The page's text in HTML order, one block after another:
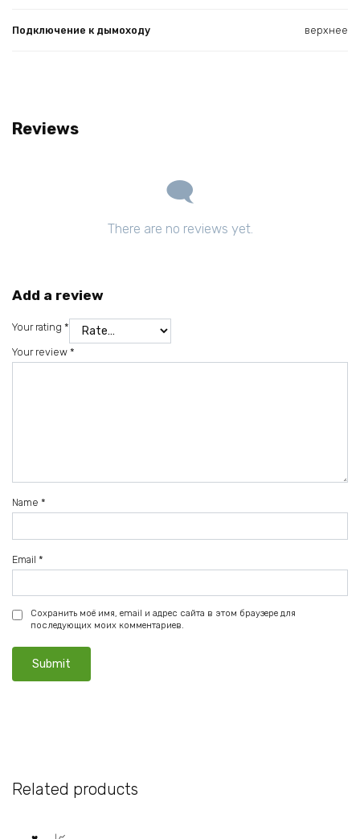
Подключение к дымоходу верхнее
Reviews
There are no reviews yet.
Add a review
Your rating *
Your review *
Name *
Email *
Сохранить моё имя, email и адрес сайта в этом браузере для
последующих моих комментариев.
Related products